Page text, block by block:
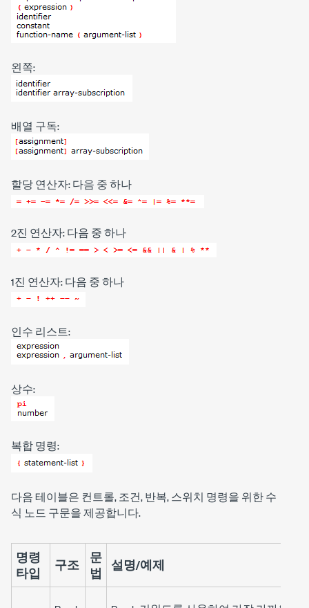
왼쪽:
배열 구독:
할당 연산자: 다음 중 하나
2진 연산자: 다음 중 하나
1진 연산자: 다음 중 하나
인수 리스트:
상수:
복합 명령:
다음 테이블은 컨트롤, 조건, 반복, 스위치 명령을 위한 수
식 노드 구문을 제공합니다.
명령
타입
구조
문
법
설명/예제